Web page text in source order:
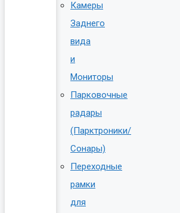
Камеры
Заднего
вида
и
Мониторы
Парковочные
радары
(Парктроники/
Сонары)
Переходные
рамки
для